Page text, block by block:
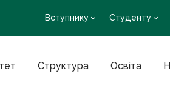
Вступнику Студенту
Структура Освіта